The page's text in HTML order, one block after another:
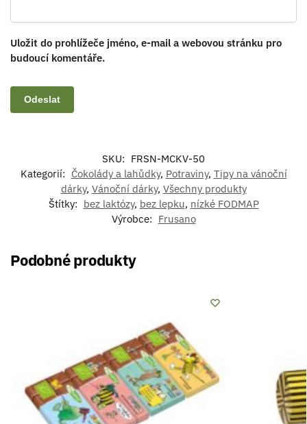
Uložit do prohlížeče jméno, e-mail a webovou stránku pro
budoucí komentáře.
SKU: FRSN-MCKV-50
Kategorií: Čokolády a lahůdky, Potraviny, Tipy na vánoční
dárky, Vánoční dárky, Všechny produkty
Štítky: bez laktózy, bez lepku, nízké FODMAP
Výrobce: Frusano
Podobné produkty